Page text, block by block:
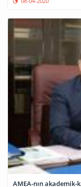
AMEA-nın